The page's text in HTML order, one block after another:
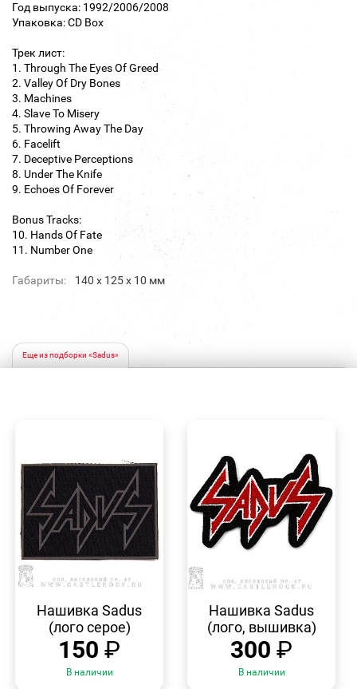
Год выпуска: 1992/2006/2008
Упаковка: CD Box
Трек лист:
1. Through The Eyes Of Greed
2. Valley Of Dry Bones
3. Machines
4. Slave To Misery
5. Throwing Away The Day
6. Facelift
7. Deceptive Perceptions
8. Under The Knife
9. Echoes Of Forever
Bonus Tracks:
10. Hands Of Fate
11. Number One
Габариты: 140 х 125 х 10 мм
Еще из подборки «Sadus»
ПРОСМОТР
Нашивка Sadus
(лого серое)
150 ₽
В наличии
ПРОСМОТР
Нашивка Sadus
(лого, вышивка)
300 ₽
В наличии